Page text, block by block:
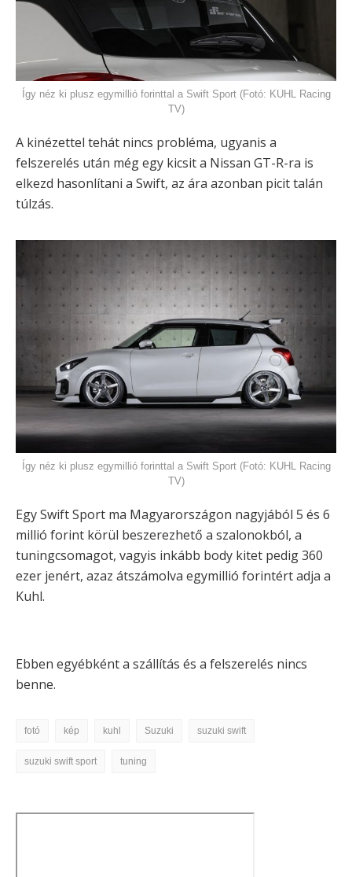
Így néz ki plusz egymillió forinttal a Swift Sport (Fotó: KUHL Racing
TV)
A kinézettel tehát nincs probléma, ugyanis a
felszerelés után még egy kicsit a Nissan GT-R-ra is
elkezd hasonlítani a Swift, az ára azonban picit talán
túlzás.
Így néz ki plusz egymillió forinttal a Swift Sport (Fotó: KUHL Racing
TV)
Egy Swift Sport ma Magyarországon nagyjából 5 és 6
millió forint körül beszerezhető a szalonokból, a
tuningcsomagot, vagyis inkább body kitet pedig 360
ezer jenért, azaz átszámolva egymillió forintért adja a
Kuhl.
Ebben egyébként a szállítás és a felszerelés nincs
benne.
fotó kép kuhl Suzuki suzuki swift
suzuki swift sport tuning